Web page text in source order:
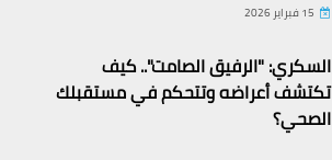
15 فبراير 2026
السكري: "الرفيق الصامت".. كيف
تكتشف أعراضه وتتحكم في مستقبلك
الصحي؟